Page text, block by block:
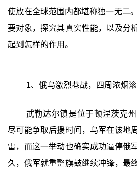
使放在全球范围内都堪称独一无二
要对象，探究其真实性能，以及分
起到怎样的作用。
1、俄乌激烈巷战，四周浓烟
武勒达尔镇是位于顿涅茨克
尽可能争取后援时间，乌军在该地
雷，而这一举动也确实成功逼停俄
久，俄军就重整旗鼓继续冲锋，最